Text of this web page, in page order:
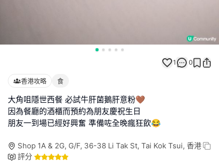
1 0
香港攻略 食
大角咀隱世西餐 必試牛肝菌鵝肝意粉🤎
因為餐廳的酒櫃而預約為朋友慶祝生日
朋友一到場已經好興奮 準備咗全晚瘋狂飲😂
Shop 1A & 2G, G/F, 36-38 Li Tak St, Tai Kok Tsui, 香港
評分